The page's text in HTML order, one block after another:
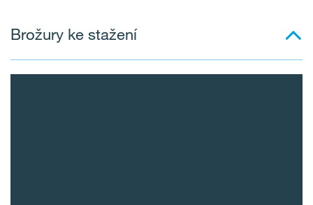
Brožury ke stažení